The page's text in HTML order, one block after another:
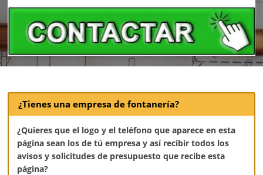
¿Tienes una empresa de fontanería?
¿Quieres que el logo y el teléfono que aparece en esta
página sean los de tú empresa y así recibir todos los
avisos y solicitudes de presupuesto que recibe esta
página?